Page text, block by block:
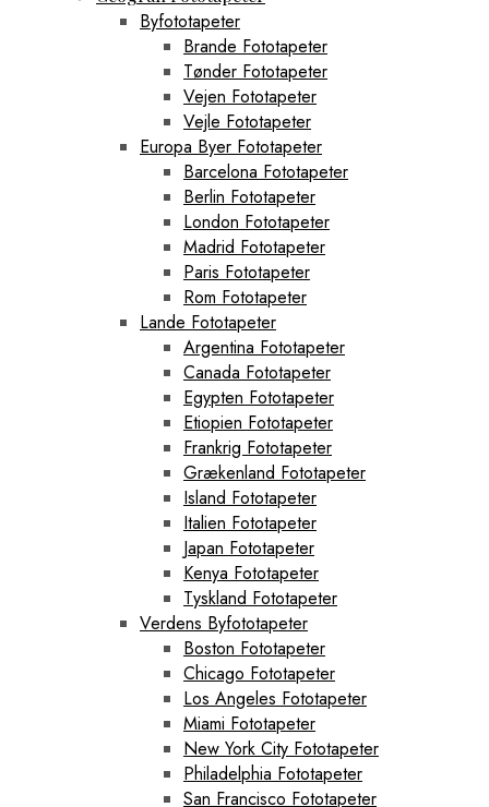
Byfototapeter
Brande Fototapeter
Tønder Fototapeter
Vejen Fototapeter
Vejle Fototapeter
Europa Byer Fototapeter
Barcelona Fototapeter
Berlin Fototapeter
London Fototapeter
Madrid Fototapeter
Paris Fototapeter
Rom Fototapeter
Lande Fototapeter
Argentina Fototapeter
Canada Fototapeter
Egypten Fototapeter
Etiopien Fototapeter
Frankrig Fototapeter
Grækenland Fototapeter
Island Fototapeter
Italien Fototapeter
Japan Fototapeter
Kenya Fototapeter
Tyskland Fototapeter
Verdens Byfototapeter
Boston Fototapeter
Chicago Fototapeter
Los Angeles Fototapeter
Miami Fototapeter
New York City Fototapeter
Philadelphia Fototapeter
San Francisco Fototapeter